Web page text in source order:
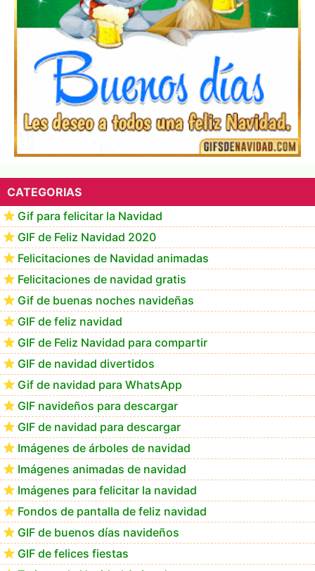
Los mejores GIF de buenos días navideños
CATEGORIAS
Gif para felicitar la Navidad
GIF de Feliz Navidad 2020
Felicitaciones de Navidad animadas
Felicitaciones de navidad gratis
Gif de buenas noches navideñas
GIF de feliz navidad
GIF de Feliz Navidad para compartir
GIF de navidad divertidos
Gif de navidad para WhatsApp
GIF navideños para descargar
GIF de navidad para descargar
Imágenes de árboles de navidad
Imágenes animadas de navidad
Imágenes para felicitar la navidad
Fondos de pantalla de feliz navidad
GIF de buenos días navideños
GIF de felices fiestas